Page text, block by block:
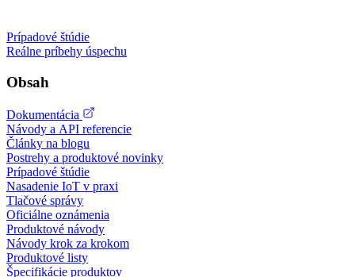
Prípadové štúdie
Reálne príbehy úspechu
Obsah
Dokumentácia
Návody a API referencie
Články na blogu
Postrehy a produktové novinky
Prípadové štúdie
Nasadenie IoT v praxi
Tlačové správy
Oficiálne oznámenia
Produktové návody
Návody krok za krokom
Produktové listy
Špecifikácie produktov